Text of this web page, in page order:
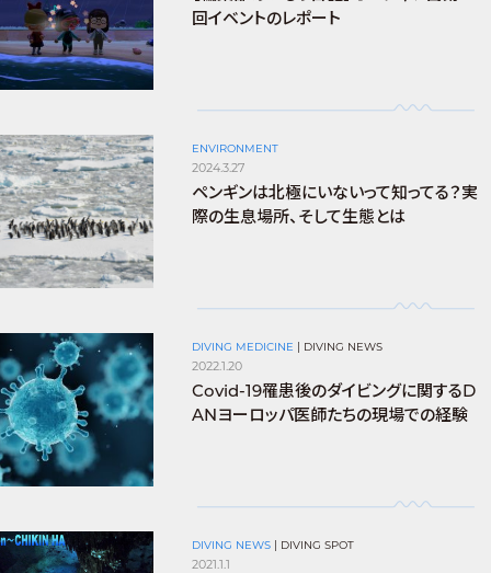
回イベントのレポート
ENVIRONMENT
2024.3.27
ペンギンは北極にいないって知ってる？実
際の生息場所、そして生態とは
DIVING MEDICINE | DIVING NEWS
2022.1.20
Covid-19罹患後のダイビングに関するD
ANヨーロッパ医師たちの現場での経験
DIVING NEWS | DIVING SPOT
2021.1.1